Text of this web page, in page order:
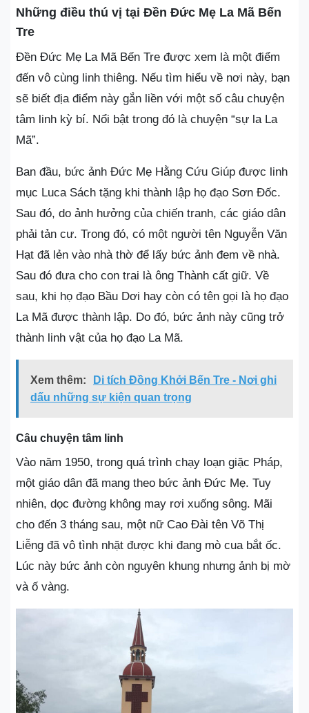
Những điều thú vị tại Đền Đức Mẹ La Mã Bến
Tre
Đền Đức Mẹ La Mã Bến Tre được xem là một điểm
đến vô cùng linh thiêng. Nếu tìm hiểu về nơi này, bạn
sẽ biết địa điểm này gắn liền với một số câu chuyện
tâm linh kỳ bí. Nổi bật trong đó là chuyện “sự la La
Mã”.
Ban đầu, bức ảnh Đức Mẹ Hằng Cứu Giúp được linh
mục Luca Sách tặng khi thành lập họ đạo Sơn Đốc.
Sau đó, do ảnh hưởng của chiến tranh, các giáo dân
phải tản cư. Trong đó, có một người tên Nguyễn Văn
Hạt đã lẻn vào nhà thờ để lấy bức ảnh đem về nhà.
Sau đó đưa cho con trai là ông Thành cất giữ. Về
sau, khi họ đạo Bầu Dơi hay còn có tên gọi là họ đạo
La Mã được thành lập. Do đó, bức ảnh này cũng trở
thành linh vật của họ đạo La Mã.
Xem thêm:
Di tích Đồng Khởi Bến Tre - Nơi ghi
dấu những sự kiện quan trọng
Câu chuyện tâm linh
Vào năm 1950, trong quá trình chạy loạn giặc Pháp,
một giáo dân đã mang theo bức ảnh Đức Mẹ. Tuy
nhiên, dọc đường không may rơi xuống sông. Mãi
cho đến 3 tháng sau, một nữ Cao Đài tên Võ Thị
Liễng đã vô tình nhặt được khi đang mò cua bắt ốc.
Lúc này bức ảnh còn nguyên khung nhưng ảnh bị mờ
và ố vàng.